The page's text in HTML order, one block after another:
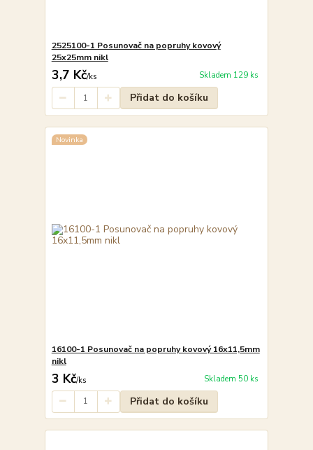
2525100-1 Posunovač na popruhy kovový
25x25mm nikl
3,7 Kč/ks Skladem 129 ks
Přidat do košíku
Novinka
16100-1 Posunovač na popruhy kovový 16x11,5mm
nikl
3 Kč/ks Skladem 50 ks
Přidat do košíku